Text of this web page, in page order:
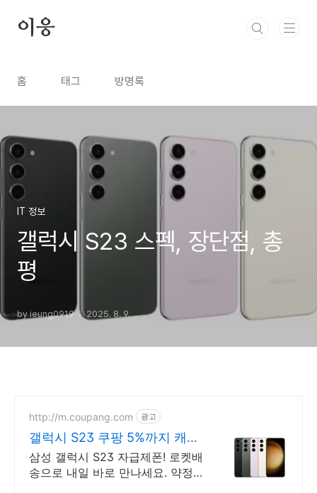
이응
홈 태그 방명록
IT 정보
갤럭시 S23 스펙, 장단점, 총
평
by ieung0919 2025. 8. 9.
http://m.coupang.com 광고
갤럭시 S23 쿠팡 5%까지 캐시
적립
삼성 갤럭시 S23 자급제폰! 로켓배
송으로 내일 바로 만나세요. 약정